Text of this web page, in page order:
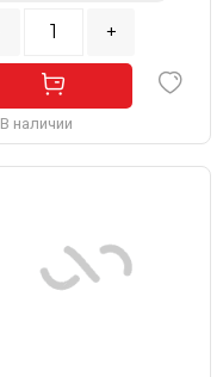
+
В наличии